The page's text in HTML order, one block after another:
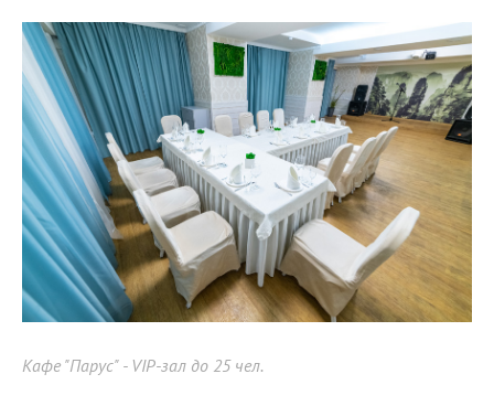
Кафе "Парус" - VIP-зал до 25 чел.